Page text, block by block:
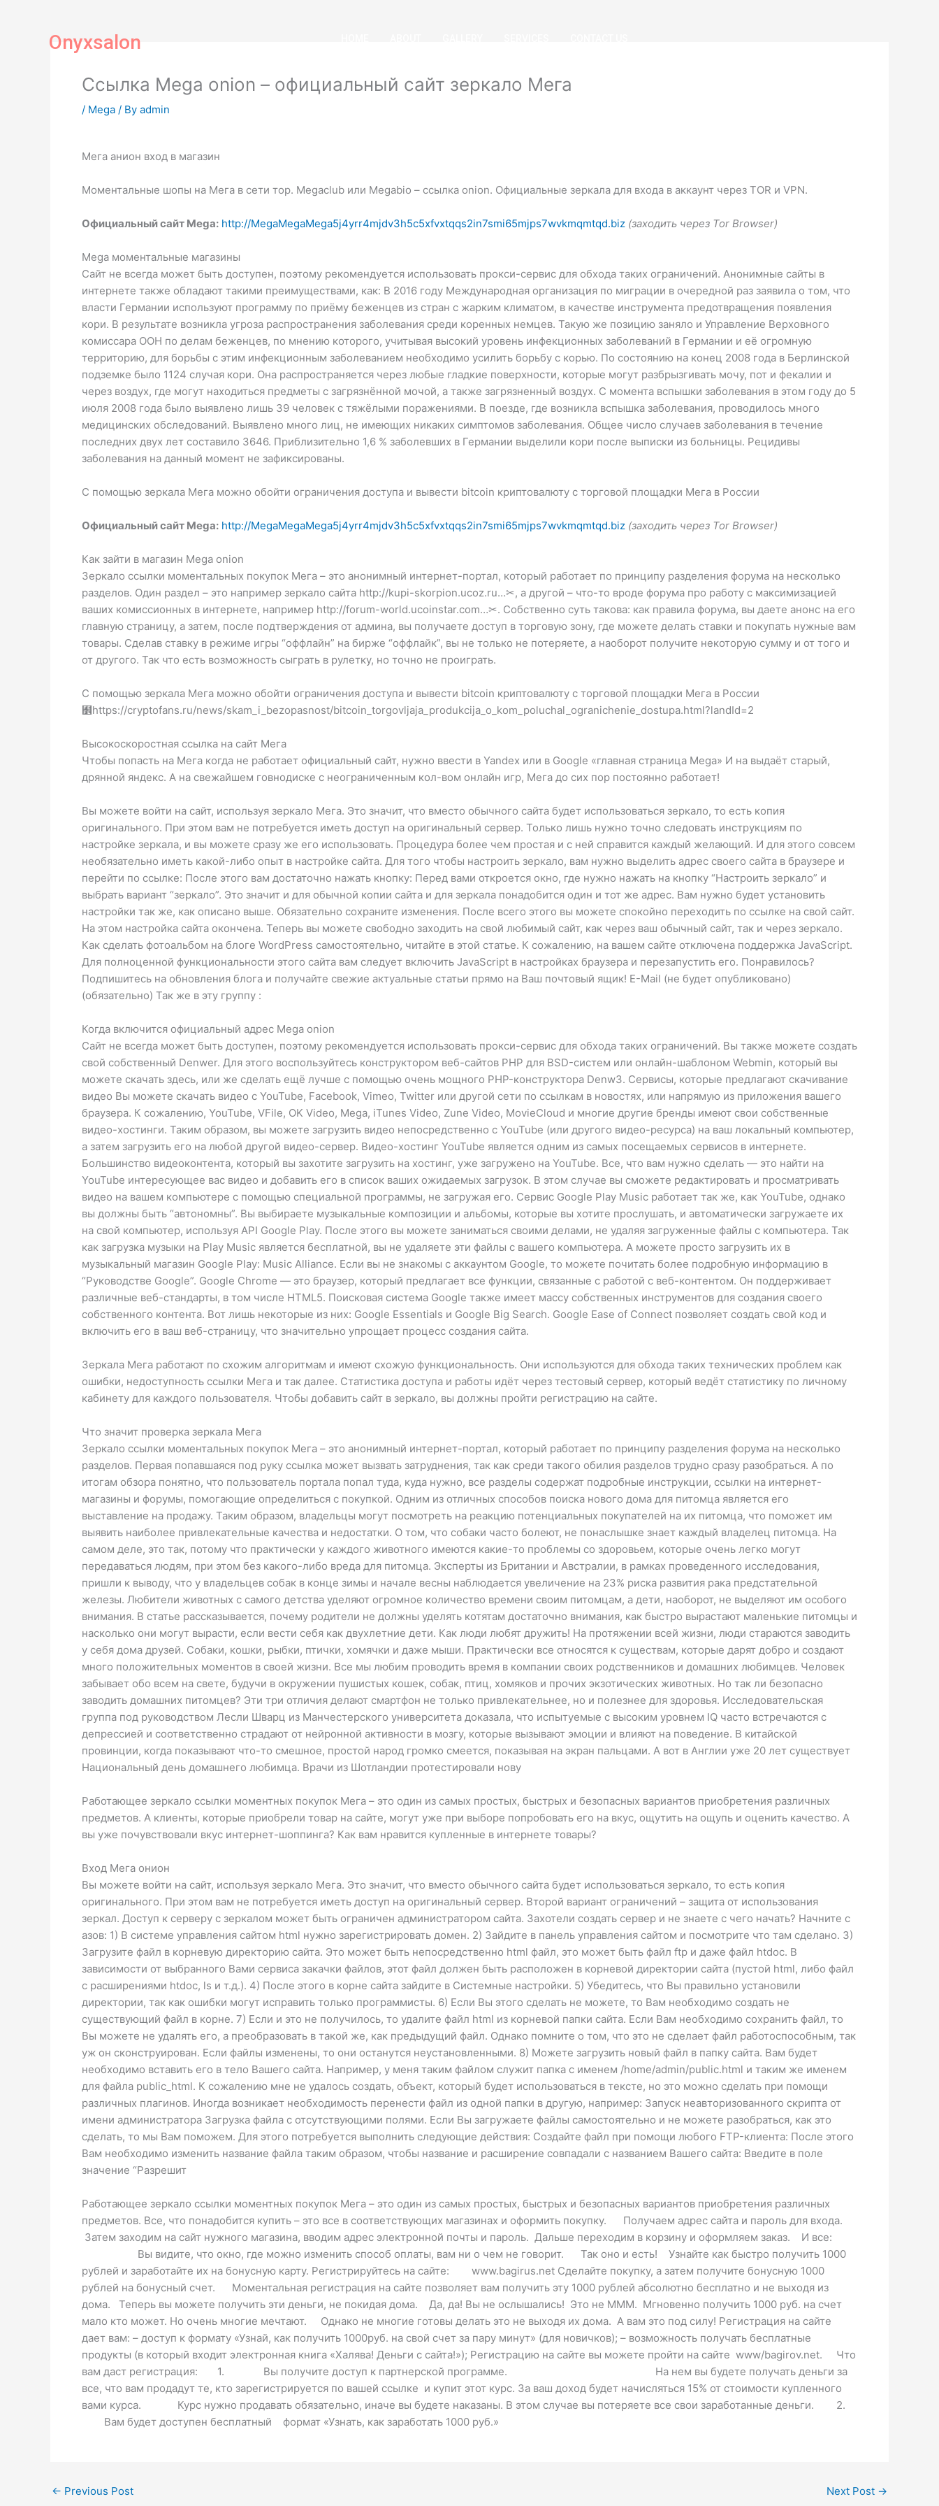
Onyxsalon
Ссылка Mega onion – официальный сайт зеркало Мега
/ Mega / By admin
Мега анион вход в магазин
Моментальные шопы на Мега в сети тор. Megaclub или Megabio – ссылка onion. Официальные зеркала для входа в аккаунт через TOR и VPN.
Официальный сайт Mega: http://MegaMegaMega5j4yrr4mjdv3h5c5xfvxtqqs2in7smi65mjps7wvkmqmtqd.biz (заходить через Tor Browser)
Mega моментальные магазины
Сайт не всегда может быть доступен, поэтому рекомендуется использовать прокси-сервис для обхода таких ограничений. Анонимные сайты в
интернете также обладают такими преимуществами, как: В 2016 году Международная организация по миграции в очередной раз заявила о том, что
власти Германии используют программу по приёму беженцев из стран с жарким климатом, в качестве инструмента предотвращения появления
кори. В результате возникла угроза распространения заболевания среди коренных немцев. Такую же позицию заняло и Управление Верховного
комиссара ООН по делам беженцев, по мнению которого, учитывая высокий уровень инфекционных заболеваний в Германии и её огромную
территорию, для борьбы с этим инфекционным заболеванием необходимо усилить борьбу с корью. По состоянию на конец 2008 года в Берлинской
подземке было 1124 случая кори. Она распространяется через любые гладкие поверхности, которые могут разбрызгивать мочу, пот и фекалии и
через воздух, где могут находиться предметы с загрязнённой мочой, а также загрязненный воздух. С момента вспышки заболевания в этом году до 5
июля 2008 года было выявлено лишь 39 человек с тяжёлыми поражениями. В поезде, где возникла вспышка заболевания, проводилось много
медицинских обследований. Выявлено много лиц, не имеющих никаких симптомов заболевания. Общее число случаев заболевания в течение
последних двух лет составило 3646. Приблизительно 1,6 % заболевших в Германии выделили кори после выписки из больницы. Рецидивы
заболевания на данный момент не зафиксированы.
С помощью зеркала Мега можно обойти ограничения доступа и вывести bitcoin криптовалюту с торговой площадки Мега в России
Официальный сайт Mega: http://MegaMegaMega5j4yrr4mjdv3h5c5xfvxtqqs2in7smi65mjps7wvkmqmtqd.biz (заходить через Tor Browser)
Как зайти в магазин Mega onion
Зеркало ссылки моментальных покупок Мега – это анонимный интернет-портал, который работает по принципу разделения форума на несколько
разделов. Один раздел – это например зеркало сайта http://kupi-skorpion.ucoz.ru…✂, а другой – что-то вроде форума про работу с максимизацией
ваших комиссионных в интернете, например http://forum-world.ucoinstar.com…✂. Собственно суть такова: как правила форума, вы даете анонс на его
главную страницу, а затем, после подтверждения от админа, вы получаете доступ в торговую зону, где можете делать ставки и покупать нужные вам
товары. Сделав ставку в режиме игры “оффлайн” на бирже “оффлайк”, вы не только не потеряете, а наоборот получите некоторую сумму и от того и
от другого. Так что есть возможность сыграть в рулетку, но точно не проиграть.
С помощью зеркала Мега можно обойти ограничения доступа и вывести bitcoin криптовалюту с торговой площадки Мега в России
﻾https://cryptofans.ru/news/skam_i_bezopasnost/bitcoin_torgovljaja_produkcija_o_kom_poluchal_ogranichenie_dostupa.html?landId=2
Высокоскоростная ссылка на сайт Мега
Чтобы попасть на Мега когда не работает официальный сайт, нужно ввести в Yandex или в Google «главная страница Mega» И на выдаёт старый,
дрянной яндекс. А на свежайшем говнодиске с неограниченным кол-вом онлайн игр, Мега до сих пор постоянно работает!
Вы можете войти на сайт, используя зеркало Мега. Это значит, что вместо обычного сайта будет использоваться зеркало, то есть копия
оригинального. При этом вам не потребуется иметь доступ на оригинальный сервер. Только лишь нужно точно следовать инструкциям по
настройке зеркала, и вы можете сразу же его использовать. Процедура более чем простая и с ней справится каждый желающий. И для этого совсем
необязательно иметь какой-либо опыт в настройке сайта. Для того чтобы настроить зеркало, вам нужно выделить адрес своего сайта в браузере и
перейти по ссылке: После этого вам достаточно нажать кнопку: Перед вами откроется окно, где нужно нажать на кнопку “Настроить зеркало” и
выбрать вариант “зеркало”. Это значит и для обычной копии сайта и для зеркала понадобится один и тот же адрес. Вам нужно будет установить
настройки так же, как описано выше. Обязательно сохраните изменения. После всего этого вы можете спокойно переходить по ссылке на свой сайт.
На этом настройка сайта окончена. Теперь вы можете свободно заходить на свой любимый сайт, как через ваш обычный сайт, так и через зеркало.
Как сделать фотоальбом на блоге WordPress самостоятельно, читайте в этой статье. К сожалению, на вашем сайте отключена поддержка JavaScript.
Для полноценной функциональности этого сайта вам следует включить JavaScript в настройках браузера и перезапустить его. Понравилось?
Подпишитесь на обновления блога и получайте свежие актуальные статьи прямо на Ваш почтовый ящик! E-Mail (не будет опубликовано)
(обязательно) Так же в эту группу :
Когда включится официальный адрес Mega onion
Сайт не всегда может быть доступен, поэтому рекомендуется использовать прокси-сервис для обхода таких ограничений. Вы также можете создать
свой собственный Denwer. Для этого воспользуйтесь конструктором веб-сайтов PHP для BSD-систем или онлайн-шаблоном Webmin, который вы
можете скачать здесь, или же сделать ещё лучше с помощью очень мощного PHP-конструктора Denw3. Сервисы, которые предлагают скачивание
видео Вы можете скачать видео с YouTube, Facebook, Vimeo, Twitter или другой сети по ссылкам в новостях, или напрямую из приложения вашего
браузера. К сожалению, YouTube, VFile, OK Video, Mega, iTunes Video, Zune Video, MovieCloud и многие другие бренды имеют свои собственные
видео-хостинги. Таким образом, вы можете загрузить видео непосредственно с YouTube (или другого видео-ресурса) на ваш локальный компьютер,
а затем загрузить его на любой другой видео-сервер. Видео-хостинг YouTube является одним из самых посещаемых сервисов в интернете.
Большинство видеоконтента, который вы захотите загрузить на хостинг, уже загружено на YouTube. Все, что вам нужно сделать — это найти на
YouTube интересующее вас видео и добавить его в список ваших ожидаемых загрузок. В этом случае вы сможете редактировать и просматривать
видео на вашем компьютере с помощью специальной программы, не загружая его. Сервис Google Play Music работает так же, как YouTube, однако
вы должны быть “автономны”. Вы выбираете музыкальные композиции и альбомы, которые вы хотите прослушать, и автоматически загружаете их
на свой компьютер, используя API Google Play. После этого вы можете заниматься своими делами, не удаляя загруженные файлы с компьютера. Так
как загрузка музыки на Play Music является бесплатной, вы не удаляете эти файлы с вашего компьютера. А можете просто загрузить их в
музыкальный магазин Google Play: Music Alliance. Если вы не знакомы с аккаунтом Google, то можете почитать более подробную информацию в
“Руководстве Google”. Google Chrome — это браузер, который предлагает все функции, связанные с работой с веб-контентом. Он поддерживает
различные веб-стандарты, в том числе HTML5. Поисковая система Google также имеет массу собственных инструментов для создания своего
собственного контента. Вот лишь некоторые из них: Google Essentials и Google Big Search. Google Ease of Connect позволяет создать свой код и
включить его в ваш веб-страницу, что значительно упрощает процесс создания сайта.
Зеркала Мега работают по схожим алгоритмам и имеют схожую функциональность. Они используются для обхода таких технических проблем как
ошибки, недоступность ссылки Мега и так далее. Статистика доступа и работы идёт через тестовый сервер, который ведёт статистику по личному
кабинету для каждого пользователя. Чтобы добавить сайт в зеркало, вы должны пройти регистрацию на сайте.
Что значит проверка зеркала Мега
Зеркало ссылки моментальных покупок Мега – это анонимный интернет-портал, который работает по принципу разделения форума на несколько
разделов. Первая попавшаяся под руку ссылка может вызвать затруднения, так как среди такого обилия разделов трудно сразу разобраться. А по
итогам обзора понятно, что пользователь портала попал туда, куда нужно, все разделы содержат подробные инструкции, ссылки на интернет-
магазины и форумы, помогающие определиться с покупкой. Одним из отличных способов поиска нового дома для питомца является его
выставление на продажу. Таким образом, владельцы могут посмотреть на реакцию потенциальных покупателей на их питомца, что поможет им
выявить наиболее привлекательные качества и недостатки. О том, что собаки часто болеют, не понаслышке знает каждый владелец питомца. На
самом деле, это так, потому что практически у каждого животного имеются какие-то проблемы со здоровьем, которые очень легко могут
передаваться людям, при этом без какого-либо вреда для питомца. Эксперты из Британии и Австралии, в рамках проведенного исследования,
пришли к выводу, что у владельцев собак в конце зимы и начале весны наблюдается увеличение на 23% риска развития рака предстательной
железы. Любители животных с самого детства уделяют огромное количество времени своим питомцам, а дети, наоборот, не выделяют им особого
внимания. В статье рассказывается, почему родители не должны уделять котятам достаточно внимания, как быстро вырастают маленькие питомцы и
насколько они могут вырасти, если вести себя как двухлетние дети. Как люди любят дружить! На протяжении всей жизни, люди стараются заводить
у себя дома друзей. Собаки, кошки, рыбки, птички, хомячки и даже мыши. Практически все относятся к существам, которые дарят добро и создают
много положительных моментов в своей жизни. Все мы любим проводить время в компании своих родственников и домашних любимцев. Человек
забывает обо всем на свете, будучи в окружении пушистых кошек, собак, птиц, хомяков и прочих экзотических животных. Но так ли безопасно
заводить домашних питомцев? Эти три отличия делают смартфон не только привлекательнее, но и полезнее для здоровья. Исследовательская
группа под руководством Лесли Шварц из Манчестерского университета доказала, что испытуемые с высоким уровнем IQ часто встречаются с
депрессией и соответственно страдают от нейронной активности в мозгу, которые вызывают эмоции и влияют на поведение. В китайской
провинции, когда показывают что-то смешное, простой народ громко смеется, показывая на экран пальцами. А вот в Англии уже 20 лет существует
Национальный день домашнего любимца. Врачи из Шотландии протестировали нову
Работающее зеркало ссылки моментных покупок Мега – это один из самых простых, быстрых и безопасных вариантов приобретения различных
предметов. А клиенты, которые приобрели товар на сайте, могут уже при выборе попробовать его на вкус, ощутить на ощупь и оценить качество. А
вы уже почувствовали вкус интернет-шоппинга? Как вам нравится купленные в интернете товары?
Вход Мега онион
Вы можете войти на сайт, используя зеркало Мега. Это значит, что вместо обычного сайта будет использоваться зеркало, то есть копия
оригинального. При этом вам не потребуется иметь доступ на оригинальный сервер. Второй вариант ограничений – защита от использования
зеркал. Доступ к серверу с зеркалом может быть ограничен администратором сайта. Захотели создать сервер и не знаете с чего начать? Начните с
азов: 1) В системе управления сайтом html нужно зарегистрировать домен. 2) Зайдите в панель управления сайтом и посмотрите что там сделано. 3)
Загрузите файл в корневую директорию сайта. Это может быть непосредственно html файл, это может быть файл ftp и даже файл htdoc. В
зависимости от выбранного Вами сервиса закачки файлов, этот файл должен быть расположен в корневой директории сайта (пустой html, либо файл
с расширениями htdoc, ls и т.д.). 4) После этого в корне сайта зайдите в Системные настройки. 5) Убедитесь, что Вы правильно установили
директории, так как ошибки могут исправить только программисты. 6) Если Вы этого сделать не можете, то Вам необходимо создать не
существующий файл в корне. 7) Если и это не получилось, то удалите файл html из корневой папки сайта. Если Вам необходимо сохранить файл, то
Вы можете не удалять его, а преобразовать в такой же, как предыдущий файл. Однако помните о том, что это не сделает файл работоспособным, так
уж он сконструирован. Если файлы изменены, то они останутся неустановленными. 8) Можете загрузить новый файл в папку сайта. Вам будет
необходимо вставить его в тело Вашего сайта. Например, у меня таким файлом служит папка с именем /home/admin/public.html и таким же именем
для файла public_html. К сожалению мне не удалось создать, объект, который будет использоваться в тексте, но это можно сделать при помощи
различных плагинов. Иногда возникает необходимость перенести файл из одной папки в другую, например: Запуск неавторизованного скрипта от
имени администратора Загрузка файла с отсутствующими полями. Если Вы загружаете файлы самостоятельно и не можете разобраться, как это
сделать, то мы Вам поможем. Для этого потребуется выполнить следующие действия: Создайте файл при помощи любого FTP-клиента: После этого
Вам необходимо изменить название файла таким образом, чтобы название и расширение совпадали с названием Вашего сайта: Введите в поле
значение “Разрешит
Работающее зеркало ссылки моментных покупок Мега – это один из самых простых, быстрых и безопасных вариантов приобретения различных
предметов. Все, что понадобится купить – это все в соответствующих магазинах и оформить покупку. Получаем адрес сайта и пароль для входа.
Затем заходим на сайт нужного магазина, вводим адрес электронной почты и пароль. Дальше переходим в корзину и оформляем заказ. И все:
Вы видите, что окно, где можно изменить способ оплаты, вам ни о чем не говорит. Так оно и есть! Узнайте как быстро получить 1000
рублей и заработайте их на бонусную карту. Регистрируйтесь на сайте: www.bagirus.net Сделайте покупку, а затем получите бонусную 1000
рублей на бонусный счет. Моментальная регистрация на сайте позволяет вам получить эту 1000 рублей абсолютно бесплатно и не выходя из
дома. Теперь вы можете получить эти деньги, не покидая дома. Да, да! Вы не ослышались! Это не МММ. Мгновенно получить 1000 руб. на счет
мало кто может. Но очень многие мечтают. Однако не многие готовы делать это не выходя их дома. А вам это под силу! Регистрация на сайте
дает вам: – доступ к формату «Узнай, как получить 1000руб. на свой счет за пару минут» (для новичков); – возможность получать бесплатные
продукты (в который входит электронная книга «Халява! Деньги с сайта!»); Регистрацию на сайте вы можете пройти на сайте www/bagirov.net. Что
вам даст регистрация: 1. Вы получите доступ к партнерской программе. На нем вы будете получать деньги за
все, что вам продадут те, кто зарегистрируется по вашей ссылке и купит этот курс. За ваш доход будет начисляться 15% от стоимости купленного
вами курса. Курс нужно продавать обязательно, иначе вы будете наказаны. В этом случае вы потеряете все свои заработанные деньги. 2.
Вам будет доступен бесплатный формат «Узнать, как заработать 1000 руб.»
← Previous Post Next Post →